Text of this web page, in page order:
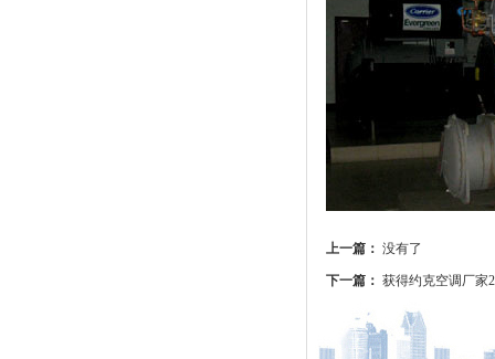
上一篇： 没有了
下一篇： 获得约克空调厂家